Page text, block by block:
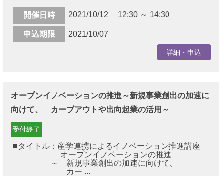
開催日時 2021/10/12 12:30 ～ 14:30
申込期限 2021/10/07
詳細・申込
オープンイノベーションの推進～新規事業創出の加速に
向けて、 カーブアウトや出向起業の活用～
受付終了
■タイトル：産学連携によるイノベーション推進講座
オープンイノベーションの推進
～ 新規事業創出の加速に向けて、
カー ...